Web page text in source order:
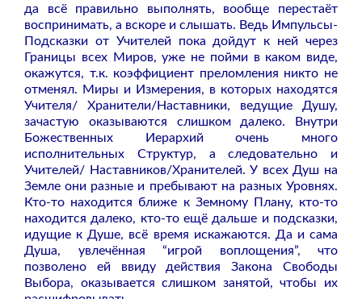
да всё правильно выполнять, вообще перестаёт
воспринимать, а вскоре и слышать. Ведь Импульсы-
Подсказки от Учителей пока дойдут к ней через
Границы всех Миров, уже не пойми в каком виде,
окажутся, т.к. коэффициент преломления никто не
отменял. Миры и Измерения, в которых находятся
Учителя/ Хранители/Наставники, ведущие Душу,
зачастую оказываются слишком далеко. Внутри
Божественных Иерархий очень много
исполнительных Структур, а следовательно и
Учителей/ Наставников/Хранителей. У всех Душ на
Земле они разные и пребывают на разных Уровнях.
Кто-то находится ближе к Земному Плану, кто-то
находится далеко, кто-то ещё дальше и подсказки,
идущие к Душе, всё время искажаются. Да и сама
Душа, увлечённая “игрой воплощения”, что
позволено ей ввиду действия Закона Свободы
Выбора, оказывается слишком занятой, чтобы их